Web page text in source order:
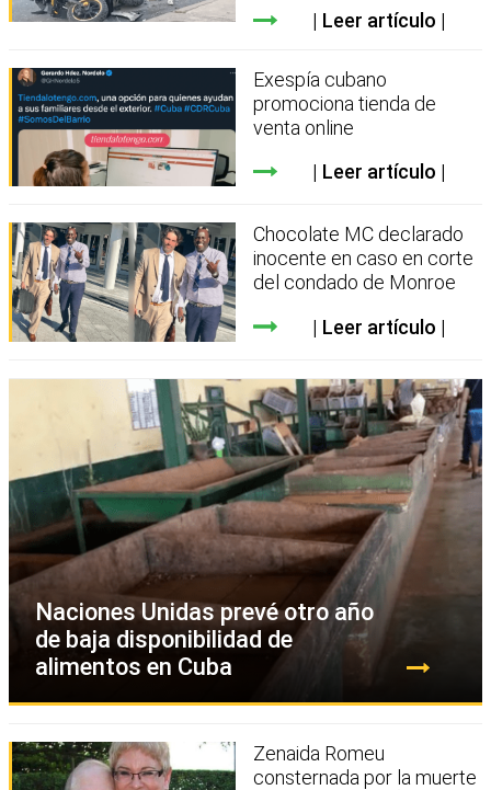
Leer artículo
Exespía cubano
promociona tienda de
venta online
Leer artículo
Chocolate MC declarado
inocente en caso en corte
del condado de Monroe
Leer artículo
Naciones Unidas prevé otro año
de baja disponibilidad de
alimentos en Cuba
Zenaida Romeu
consternada por la muerte